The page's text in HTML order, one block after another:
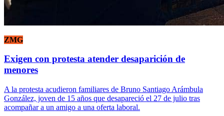
ZMG
Exigen con protesta atender desaparición de
menores
A la protesta acudieron familiares de Bruno Santiago Arámbula
González, joven de 15 años que desapareció el 27 de julio tras
acompañar a un amigo a una oferta laboral.